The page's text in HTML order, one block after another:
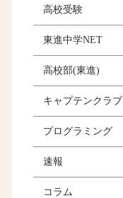
高校受験
東進中学NET
高校部(東進)
キャプテンクラブ
プログラミング
速報
コラム